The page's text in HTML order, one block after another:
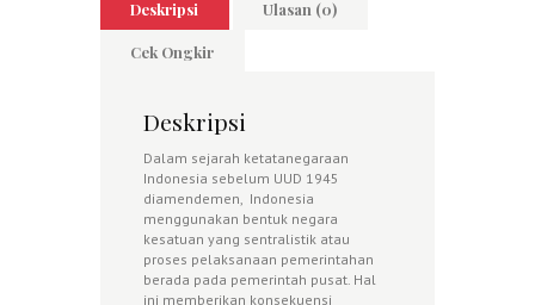
Deskripsi Ulasan (0)
Cek Ongkir
Deskripsi
Dalam sejarah ketatanegaraan
Indonesia sebelum UUD 1945
diamendemen, Indonesia
menggunakan bentuk negara
kesatuan yang sentralistik atau
proses pelaksanaan pemerintahan
berada pada pemerintah pusat. Hal
ini memberikan konsekuensi